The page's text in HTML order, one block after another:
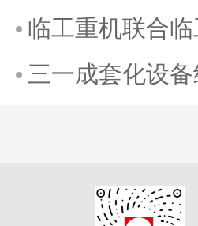
临工重机联合
三一成套化设